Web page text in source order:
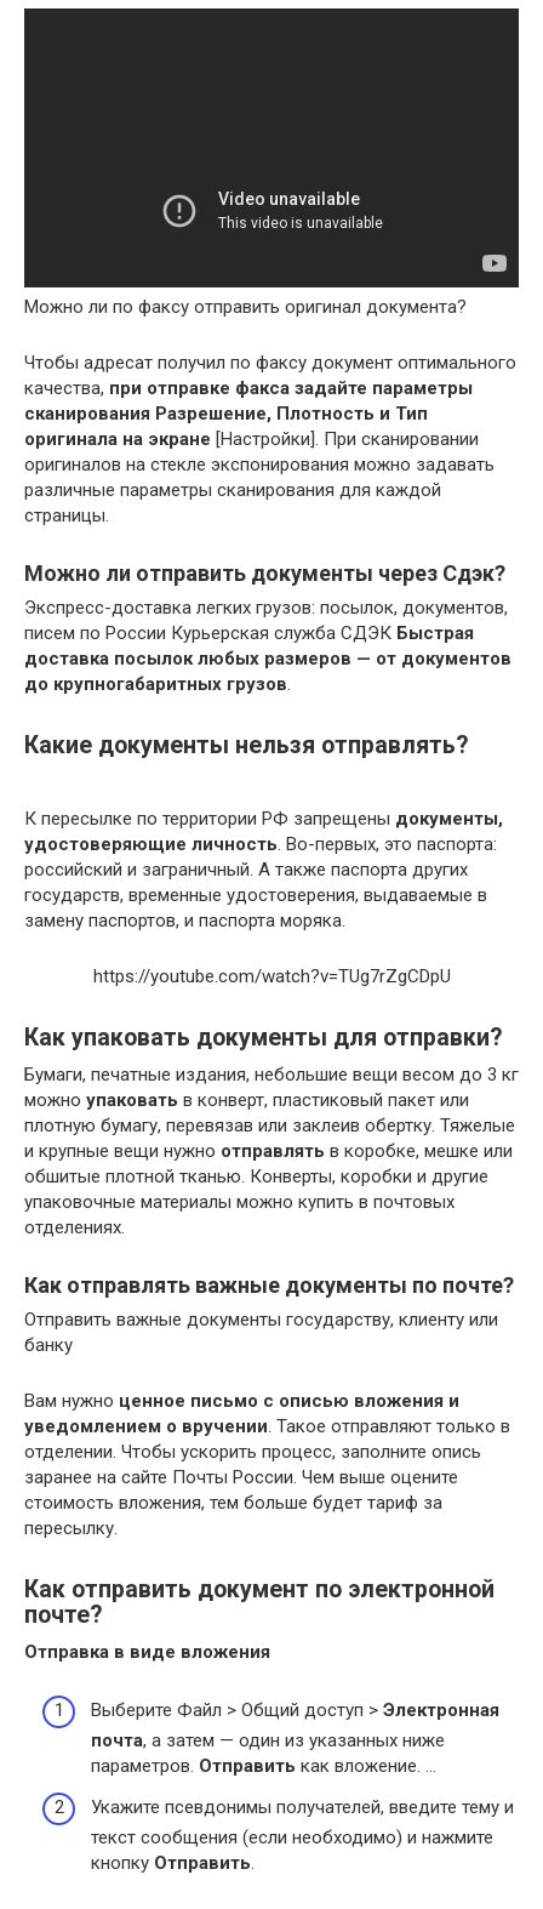
Можно ли по факсу отправить оригинал документа?
Чтобы адресат получил по факсу документ оптимального
качества, при отправке факса задайте параметры
сканирования Разрешение, Плотность и Тип
оригинала на экране [Настройки]. При сканировании
оригиналов на стекле экспонирования можно задавать
различные параметры сканирования для каждой
страницы.
Можно ли отправить документы через Сдэк?
Экспресс-доставка легких грузов: посылок, документов,
писем по России Курьерская служба СДЭК Быстрая
доставка посылок любых размеров — от документов
до крупногабаритных грузов
Какие документы нельзя отправлять?
К пересылке по территории РФ запрещены документы,
удостоверяющие личность. Во-первых, это паспорта:
российский и заграничный. А также паспорта других
государств, временные удостоверения, выдаваемые в
зaмену паспортов, и паспорта моряка.
https://youtube.com/watch?v=TUg7rZgCDpU
Как упаковать документы для отправки?
Бумаги, печатные издания, небольшие вещи весом до 3 кг
можно упаковать в конверт, пластиковый пакет или
плотную бумагу, перевязав или заклеив обертку. Тяжелые
и крупные вещи нужно отправлять в коробке, мешке или
обшитые плотной тканью. Конверты, коробки и другие
упаковочные материалы можно купить в почтовых
отделениях.
Как отправлять важные документы по почте?
Отправить важные документы государству, клиенту или
банку
Вам нужно ценное письмо с описью вложения и
уведомлением о вручении. Такое отправляют только в
отделении. Чтобы ускорить процесс, заполните опись
заранее на сайте Почты России. Чем выше оцените
стоимость вложения, тем больше будет тариф за
пересылку.
Как отправить документ по электронной
почте?
Отправка в виде вложения
Выберите Файл > Общий доступ > Электронная
почта, а затем — один из указанных ниже
параметров. Отправить как вложение. …
Укажите псевдонимы получателей, введите тему и
текст сообщения (если необходимо) и нажмите
кнопку Отправить.